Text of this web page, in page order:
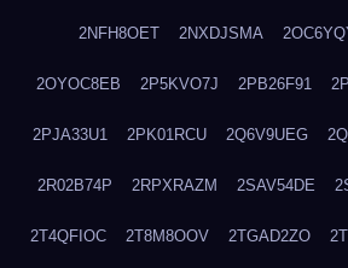
2NFH8OET 2NXDJSMA
2OYOC8EB 2P5KVO7J 2PB26F91
2PJA33U1 2PK01RCU 2Q6V9UEG
2R02B74P 2RPXRAZM 2SAV54DE
2T4QFIOC 2T8M8OOV 2TGAD2ZO